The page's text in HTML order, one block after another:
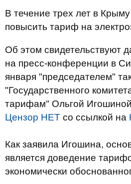
В течение трех лет в
повысить тариф на
Об этом свидетельствуют
на пресс-конференции в
января "председателем"
"Государственного
тарифам" Ольгой
Цензор НЕТ со ссылкой на
Как заявила Игошина,
является доведение
экономически